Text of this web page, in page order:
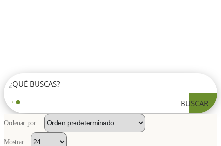
BUSCAR
Ordenar por:
Mostrar: